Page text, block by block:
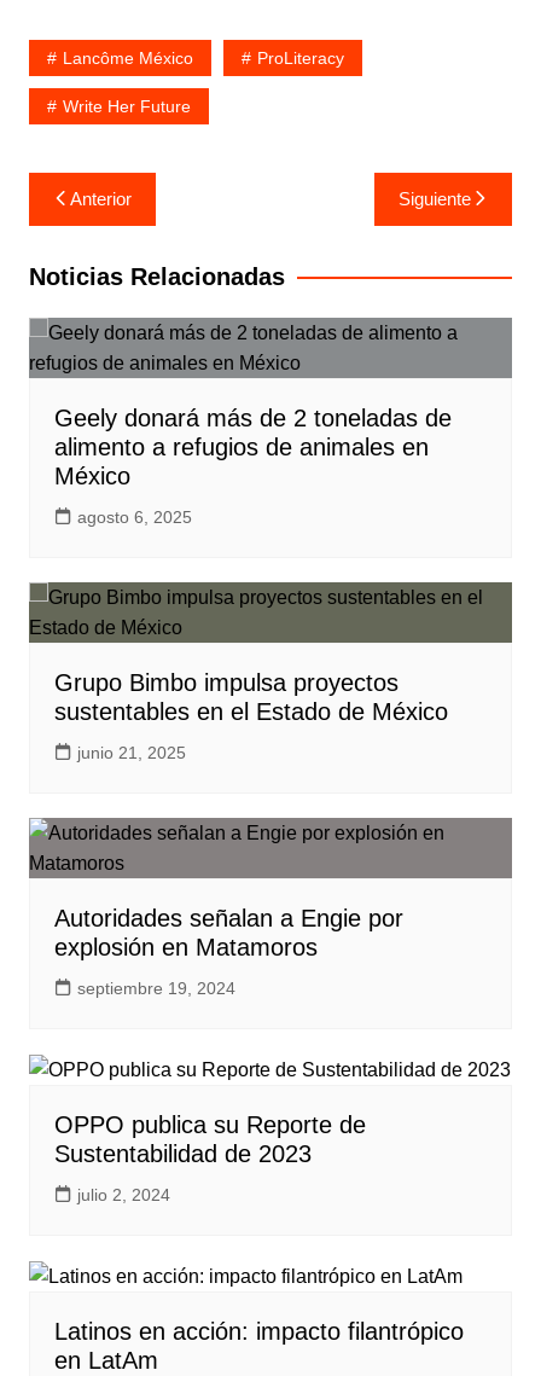
Lancôme México ProLiteracy
Write Her Future
Navegación
de
entradas
Anterior Siguiente
Noticias Relacionadas
Geely donará más de 2 toneladas de
alimento a refugios de animales en
México
agosto 6, 2025
Grupo Bimbo impulsa proyectos
sustentables en el Estado de México
junio 21, 2025
Autoridades señalan a Engie por
explosión en Matamoros
septiembre 19, 2024
OPPO publica su Reporte de
Sustentabilidad de 2023
julio 2, 2024
Latinos en acción: impacto filantrópico
en LatAm